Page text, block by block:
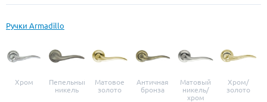
Ручки Armadillo
Хром
Пепельный
никель
Матовое
золото
Античная
бронза
Матовый
никель/
хром
Хром/
золото